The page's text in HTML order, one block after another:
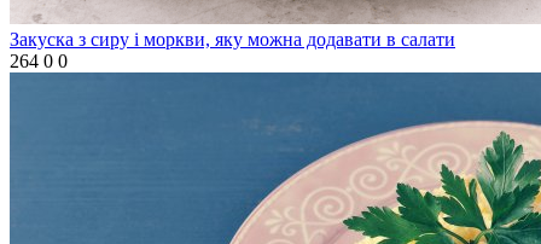
Закуска з сиру і моркви, яку можна додавати в салати
264 0 0